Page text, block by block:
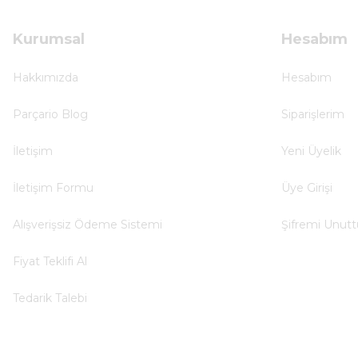
Kurumsal
Hakkımızda
Parçario Blog
İletişim
İletişim Formu
Alışverişsiz Ödeme Sistemi
Fiyat Teklifi Al
Tedarik Talebi
Hesabım
Hesabım
Siparişlerim
Yeni Üyelik
Üye Girişi
Şifremi